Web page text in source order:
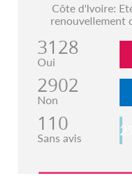
Côte d'Ivoire:
renouvellement
3128
Oui
2902
Non
110
Sans avis 2%